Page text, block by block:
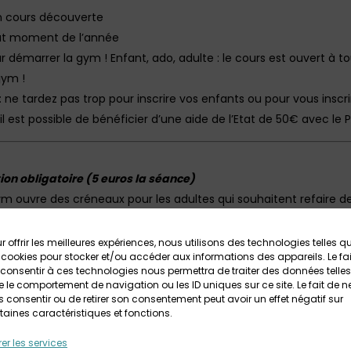
offrir les meilleures expériences, nous utilisons des technologies telles
pour stocker et/ou accéder aux informations des appareils. Le
à ces technologies nous permettra de traiter des données telles
le comportement de navigation ou les ID uniques sur ce site. Le fait de
consentir ou de retirer son consentement peut avoir un effet négatif sur
caractéristiques et fonctions.
les services
cours découverte
moment de l’année
démarrer la gym ! Enfant, ado, adulte : le cours est ouvert à
!
ne tardez pas trop pour inscrire vos enfants ou pour vous
est possible de bénéficier d’une aide de l’Etat de 50€ avec le
obligatoire (5 euros la séance)
ouvre des créneaux pour les adultes qui souhaitent refaire
Retrouvez ICI toutes les infos sur Glazik Gym à Briec